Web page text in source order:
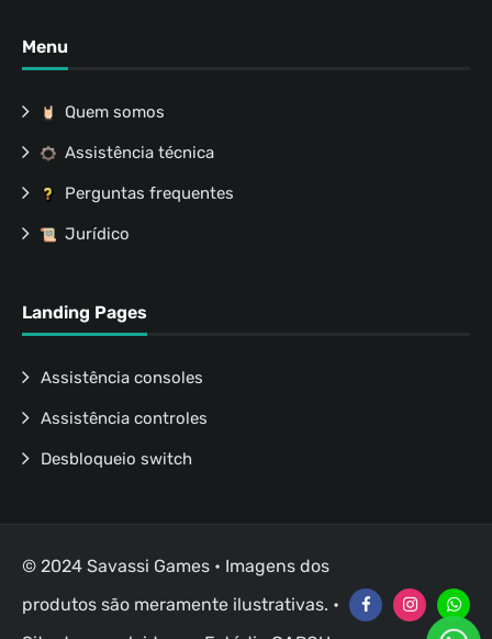
Menu
Quem somos
Assistência técnica
Perguntas frequentes
Jurídico
Landing Pages
Assistência consoles
Assistência controles
Desbloqueio switch
© 2024 Savassi Games • Imagens dos
produtos são meramente ilustrativas. •